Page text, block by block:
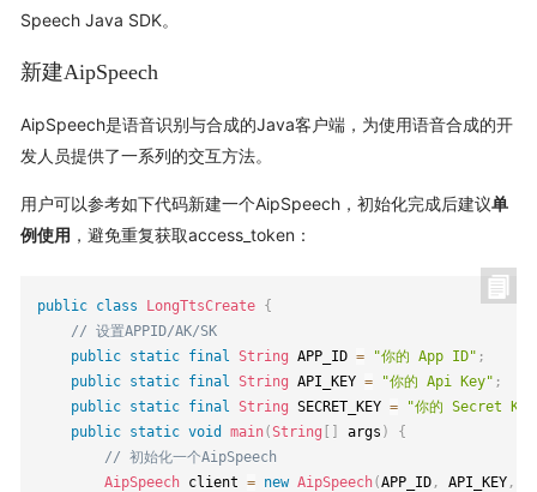
Speech Java SDK。
新建AipSpeech
AipSpeech是语音识别与合成的Java客户端，为使用语音合成的开
发人员提供了一系列的交互方法。
用户可以参考如下代码新建一个AipSpeech，初始化完成后建议单
例使用 ，避免重复获取access_token：
public class LongTtsCreate
{
// 设置APPID/AK/SK
public
static final String APP_ID = "你的 App ID" ;
public
static final String API_KEY = "你的 Api Key" ;
public
static final String SECRET_KEY =
"你的 Secret
public
static void main(String [ ] args )
{
// 初始化一个AipSpeech
AipSpeech client = new AipSpeech(APP_ID, API_KEY,